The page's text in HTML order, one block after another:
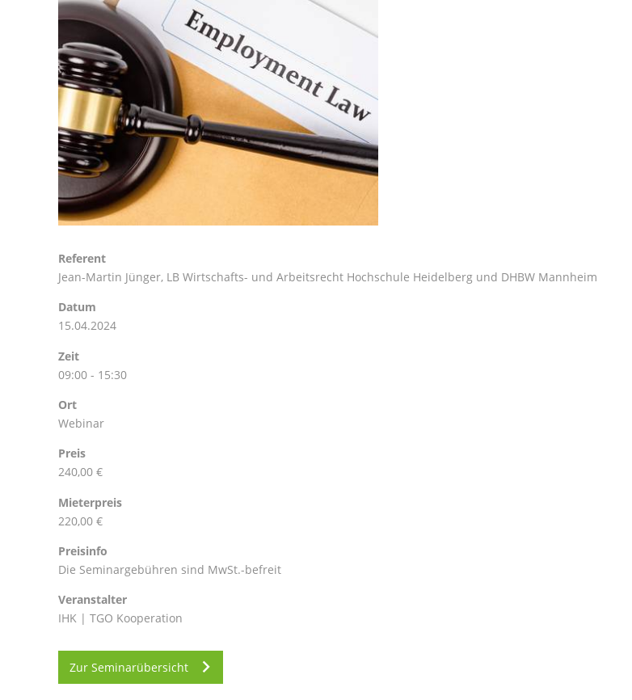
Referent
Jean-Martin Jünger, LB Wirtschafts- und Arbeitsrecht Hochschule Heidelberg und DHBW Mannheim
Datum
15.04.2024
Zeit
09:00 - 15:30
Ort
Webinar
Preis
240,00 €
Mieterpreis
220,00 €
Preisinfo
Die Seminargebühren sind MwSt.-befreit
Veranstalter
IHK | TGO Kooperation
Zur Seminarübersicht